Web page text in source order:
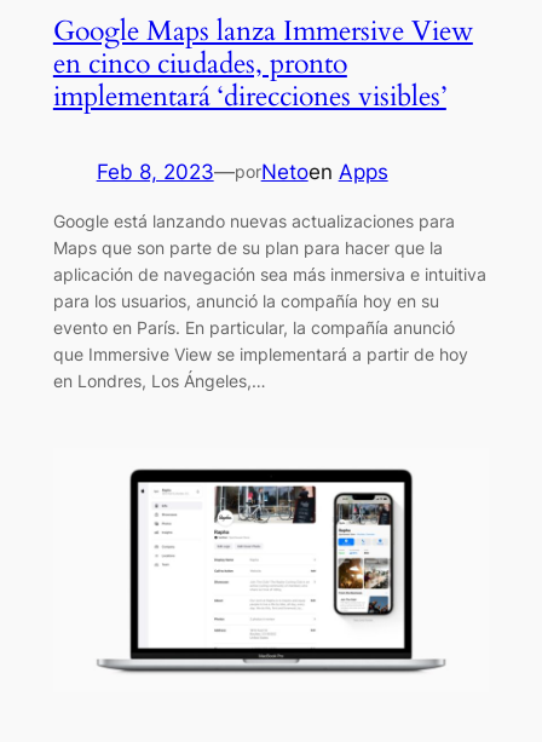
Google Maps lanza Immersive View
en cinco ciudades, pronto
implementará ‘direcciones visibles’
Feb 8, 2023—porNetoen Apps
Google está lanzando nuevas actualizaciones para
Maps que son parte de su plan para hacer que la
aplicación de navegación sea más inmersiva e intuitiva
para los usuarios, anunció la compañía hoy en su
evento en París. En particular, la compañía anunció
que Immersive View se implementará a partir de hoy
en Londres, Los Ángeles,…